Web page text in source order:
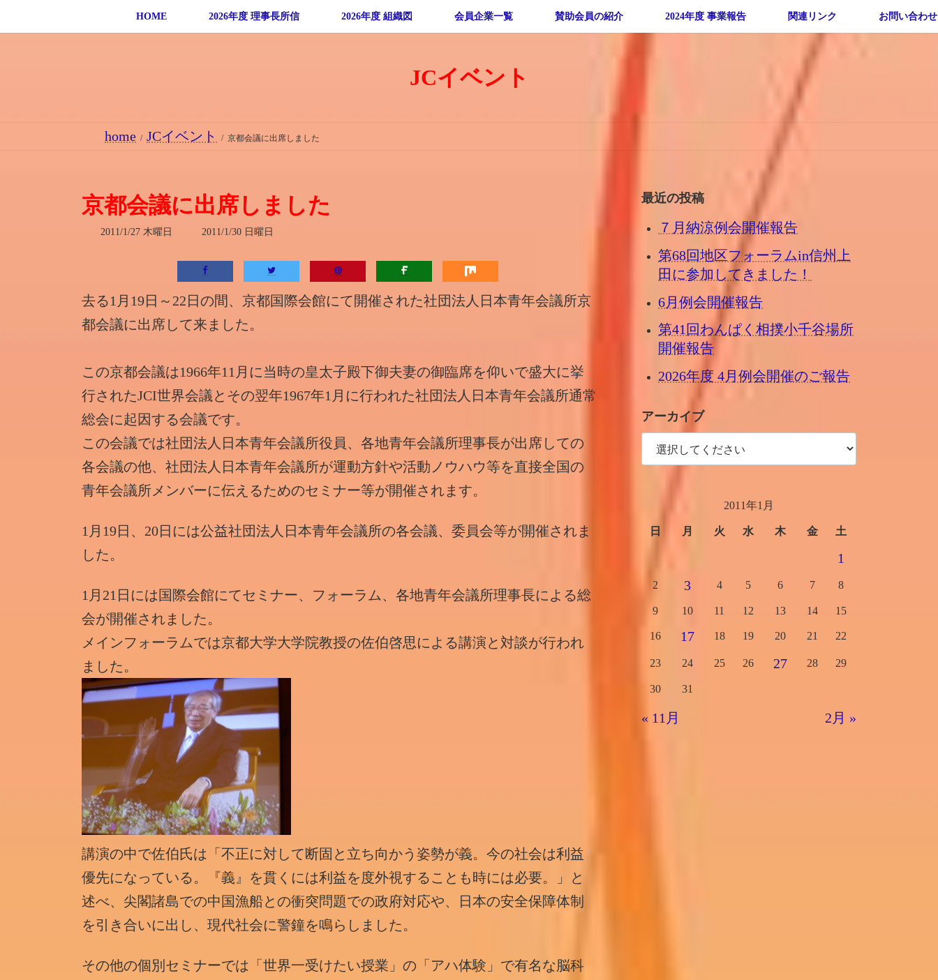
HOME 2026年度 理事長所信 2026年度 組織図 会員企業一覧 賛助会員の紹介 2024年度 事業報告 関連リンク お問い合わせ
JCイベント
home JCイベント 京都会議に出席しました
京都会議に出席しました
2011/1/27 木曜日
最
新
日
時
:
2011/1/30 日曜日
去る1月19日～22日の間、京都国際会館にて開催された社団法人日本青年会議所京
都会議に出席して来ました。
この京都会議は1966年11月に当時の皇太子殿下御夫妻の御臨席を仰いで盛大に挙
行されたJCI世界会議とその翌年1967年1月に行われた社団法人日本青年会議所通常
総会に起因する会議です。
この会議では社団法人日本青年会議所役員、各地青年会議所理事長が出席しての
各会議の他、社団法人日本青年会議所が運動方針や活動ノウハウ等を直接全国の
青年会議所メンバーに伝えるためのセミナー等が開催されます。
1月19日、20日には公益社団法人日本青年会議所の各会議、委員会等が開催されま
した。
1月21日には国際会館にてセミナー、フォーラム、各地青年会議所理事長による総
会が開催されました。
メインフォーラムでは京都大学大学院教授の佐伯啓思による講演と対談が行われ
ました。
講演の中で佐伯氏は「不正に対して断固と立ち向かう姿勢が義。今の社会は利益
優先になっている。『義』を貫くには利益を度外視することも時には必要。」と
述べ、尖閣諸島での中国漁船との衝突問題での政府対応や、日本の安全保障体制
を引き合いに出し、現代社会に警鐘を鳴らしました。
その他の個別セミナーでは「世界一受けたい授業」の「アハ体験」で有名な脳科
最近の投稿
７月納涼例会開催報告
第68回地区フォーラムin信州上
田に参加してきました！
6月例会開催報告
第41回わんぱく相撲小千谷場所
開催報告
2026年度 4月例会開催のご報告
アーカイブ
2011年1月
日 月 火 水 木 金 土
1
2 3 4 5 6 7 8
9 10 11 12 13 14 15
16 17 18 19 20 21 22
23 24 25 26 27 28 29
30 31
« 11月 2月 »